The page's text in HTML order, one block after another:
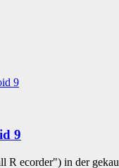
9
9
R ecorder") in der